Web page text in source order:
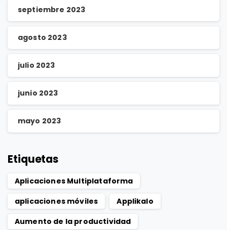
septiembre 2023
agosto 2023
julio 2023
junio 2023
mayo 2023
Etiquetas
Aplicaciones Multiplataforma
aplicaciones móviles
Applikalo
Aumento de la productividad